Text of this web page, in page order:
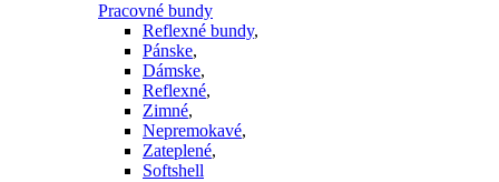
Pracovné bundy
Reflexné bundy,
Pánske,
Dámske,
Reflexné,
Zimné,
Nepremokavé,
Zateplené,
Softshell